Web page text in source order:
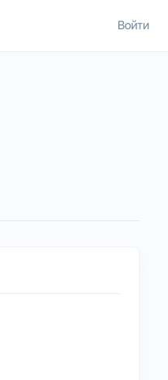
Войти